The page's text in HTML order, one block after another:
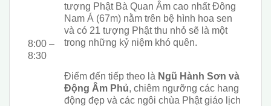
8:00 –
8:30
tượng Phật Bà Quan Âm cao nhất Đông
Nam Á (67m) nằm trên bệ hình hoa sen
và có 21 tượng Phật thu nhỏ sẽ là một
trong những kỷ niệm khó quên.
Điểm đến tiếp theo là Ngũ Hành Sơn và
Động Âm Phủ, chiêm ngưỡng các hang
động đẹp và các ngôi chùa Phật giáo lịch